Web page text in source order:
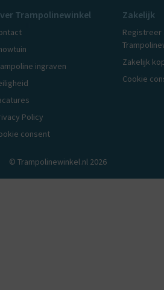
Trampolinewinkel
ingraven
Policy
consent
Zakelijk
Registreer
Zakelijk
Cookie
© Trampolinewinkel.nl 2026